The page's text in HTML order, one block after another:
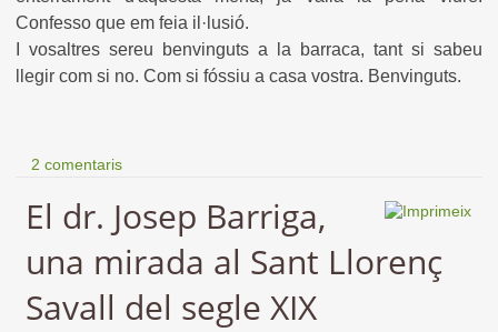
Confesso que em feia il·lusió.
I vosaltres sereu benvinguts a la barraca, tant si sabeu
llegir com si no. Com si fóssiu a casa vostra. Benvinguts.
2 comentaris
El dr. Josep Barriga,
una mirada al Sant Llorenç
Savall del segle XIX